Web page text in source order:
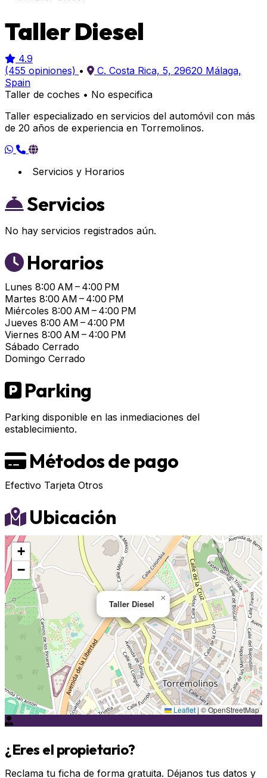
Taller Diesel
4.9
(455 opiniones) •
C. Costa Rica, 5, 29620 Málaga,
Spain
Taller de coches • No especifica
Taller especializado en servicios del automóvil con más
de 20 años de experiencia en Torremolinos.
Servicios y Horarios
Servicios
No hay servicios registrados aún.
Horarios
Lunes 8:00 AM – 4:00 PM
Martes 8:00 AM – 4:00 PM
Miércoles 8:00 AM – 4:00 PM
Jueves 8:00 AM – 4:00 PM
Viernes 8:00 AM – 4:00 PM
Sábado Cerrado
Domingo Cerrado
Parking
Parking disponible en las inmediaciones del
establecimiento.
Métodos de pago
Efectivo Tarjeta Otros
Ubicación
Taller Diesel
×
+
−
Leaflet | © OpenStreetMap
¿Eres el propietario?
Reclama tu ficha de forma gratuita. Déjanos tus datos y